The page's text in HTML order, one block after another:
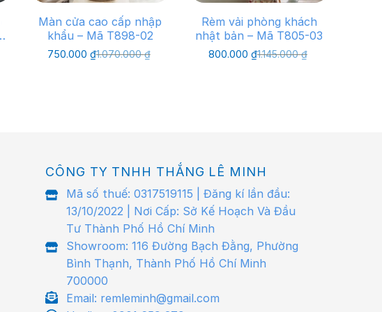
Màn cửa cao cấp nhập
khẩu – Mã T898-02
1.070.000₫
Giá
750.000 ₫ Giá
Rèm vải phòng khách
nhật bản – Mã T805-03
1.145.000₫
Giá
800.000 ₫Giá
CÔNG TY TNHH THẮNG LÊ MINH
Mã số thuế: 0317519115 | Đăng kí lần đầu:
13/10/2022 | Nơi Cấp: Sở Kế Hoạch Và Đầu
Tư Thành Phố Hồ Chí Minh
Showroom: 116 Đường Bạch Đằng, Phường
Bình Thạnh, Thành Phố Hồ Chí Minh
700000
Email: remleminh@gmail.com